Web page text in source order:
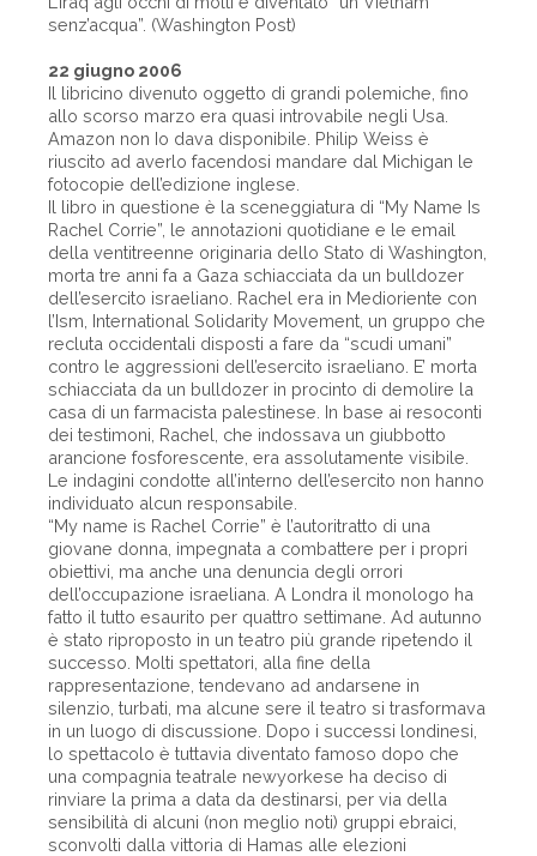
senz’acqua”. (Washington Post)
22 giugno 2006
Il libricino divenuto oggetto di grandi polemiche, fino
allo scorso marzo era quasi introvabile negli Usa.
Amazon non Io dava disponibile. Philip Weiss è
riuscito ad averlo facendosi mandare dal Michigan le
fotocopie dell’edizione inglese.
Il libro in questione è la sceneggiatura di “My Name Is
Rachel Corrie”, le annotazioni quotidiane e le email
della ventitreenne originaria dello Stato di Washington,
morta tre anni fa a Gaza schiacciata da un bulldozer
dell’esercito israeliano. Rachel era in Medioriente con
l’Ism, International Solidarity Movement, un gruppo che
recluta occidentali disposti a fare da “scudi umani”
contro le aggressioni dell’esercito israeliano. E’ morta
schiacciata da un bulldozer in procinto di demolire la
casa di un farmacista palestinese. In base ai resoconti
dei testimoni, Rachel, che indossava un giubbotto
arancione fosforescente, era assolutamente visibile.
Le indagini condotte all’interno dell’esercito non hanno
individuato alcun responsabile.
“My name is Rachel Corrie” è l’autoritratto di una
giovane donna, impegnata a combattere per i propri
obiettivi, ma anche una denuncia degli orrori
dell’occupazione israeliana. A Londra il monologo ha
fatto il tutto esaurito per quattro settimane. Ad autunno
è stato riproposto in un teatro più grande ripetendo il
successo. Molti spettatori, alla fine della
rappresentazione, tendevano ad andarsene in
silenzio, turbati, ma alcune sere il teatro si trasformava
in un luogo di discussione. Dopo i successi londinesi,
lo spettacolo è tuttavia diventato famoso dopo che
una compagnia teatrale newyorkese ha deciso di
rinviare la prima a data da destinarsi, per via della
sensibilità di alcuni (non meglio noti) gruppi ebraici,
sconvolti dalla vittoria di Hamas alle elezioni